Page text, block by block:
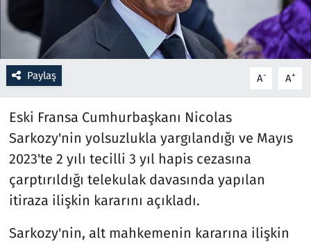
Paylaş A- A+
Eski Fransa Cumhurbaşkanı Nicolas
Sarkozy'nin yolsuzlukla yargılandığı ve Mayıs
2023'te 2 yılı tecilli 3 yıl hapis cezasına
çarptırıldığı telekulak davasında yapılan
itiraza ilişkin kararını açıkladı.
Sarkozy'nin, alt mahkemenin kararına ilişkin
Savunma Sanayi
Seçim 2023
Spor
Teknoloji ve Bilim
Televizyon